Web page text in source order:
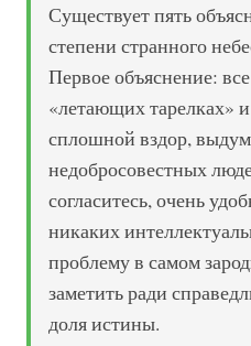
Существует пять
степени странного
Первое объяснение:
«летающих тарелках»
сплошной вздор,
недобросовестных
согласитесь, очень
никаких
проблему в самом
заметить ради
доля истины.